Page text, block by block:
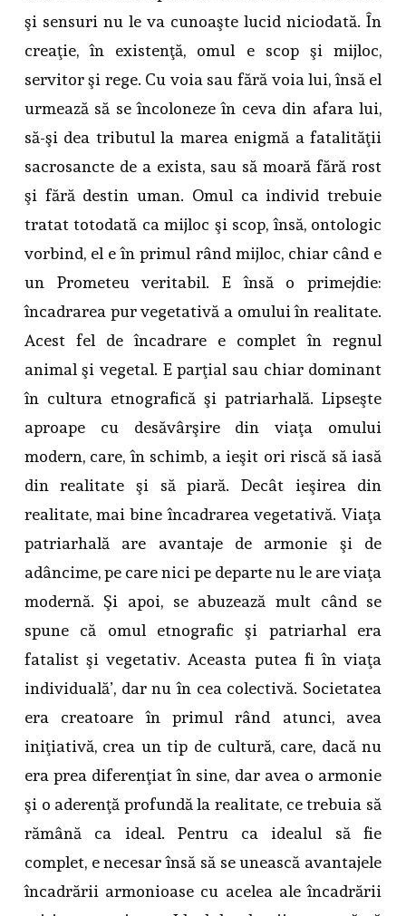
şi sensuri nu le va cunoaşte lucid niciodată. În
creaţie, în existenţă, omul e scop şi mijloc,
servitor şi rege. Cu voia sau fără voia lui, însă el
urmează să se încoloneze în ceva din afara lui,
să-şi dea tributul la marea enigmă a fatalităţii
sacrosancte de a exista, sau să moară fără rost
şi fără destin uman. Omul ca individ trebuie
tratat totodată ca mijloc şi scop, însă, ontologic
vorbind, el e în primul rând mijloc, chiar când e
un Prometeu veritabil. E însă o primejdie:
încadrarea pur vegetativă a omului în realitate.
Acest fel de încadrare e complet în regnul
animal şi vegetal. E parţial sau chiar dominant
în cultura etnografică şi patriarhală. Lipseşte
aproape cu desăvârşire din viaţa omului
modern, care, în schimb, a ieşit ori riscă să iasă
din realitate şi să piară. Decât ieşirea din
realitate, mai bine încadrarea vegetativă. Viaţa
patriarhală are avantaje de armonie şi de
adâncime, pe care nici pe departe nu le are viaţa
modernă. Şi apoi, se abuzează mult când se
spune că omul etnografic şi patriarhal era
fatalist şi vegetativ. Aceasta putea fi în viaţa
individuală’, dar nu în cea colectivă. Societatea
era creatoare în primul rând atunci, avea
iniţiativă, crea un tip de cultură, care, dacă nu
era prea diferenţiat în sine, dar avea o armonie
şi o aderenţă profundă la realitate, ce trebuia să
rămână ca ideal. Pentru ca idealul să fie
complet, e necesar însă să se unească avantajele
încadrării armonioase cu acelea ale încadrării